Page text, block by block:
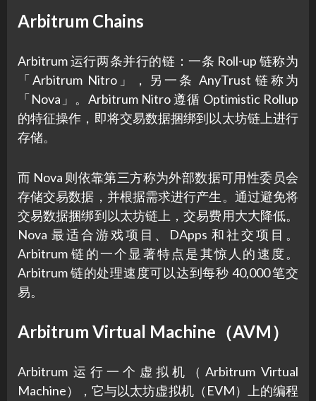
Arbitrum Chains
Arbitrum 运行两条并行的链：一条 Roll-up 链称为
「Arbitrum Nitro」，另一条 AnyTrust 链称为
「Nova」。Arbitrum Nitro 遵循 Optimistic Rollup
的特征操作，即将交易数据捆绑到以太坊链上进行
存储。
而 Nova 则依靠第三方称为外部数据可用性委员会
存储交易数据，并根据需求进行产生。通过避免将
交易数据捆绑到以太坊链上，交易费用大大降低。
Nova 最适合游戏项目、DApps 和社交项目。
Arbitrum 链的一个显著特点是其惊人的速度。
Arbitrum 链的处理速度可以达到每秒 40,000 笔交
易。
Arbitrum Virtual Machine（AVM）
Arbitrum 运行一个虚拟机（Arbitrum Virtual
Machine），它与以太坊虚拟机（EVM）上的编程